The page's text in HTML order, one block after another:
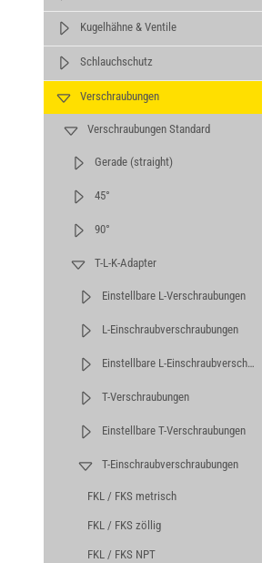
Kugelhähne & Ventile
Schlauchschutz
Verschraubungen
Verschraubungen Standard
Gerade (straight)
45°
90°
T-L-K-Adapter
Einstellbare L-Verschraubungen
L-Einschraubverschraubungen
Einstellbare L-Einschraubverschraubungen
T-Verschraubungen
Einstellbare T-Verschraubungen
T-Einschraubverschraubungen
FKL / FKS metrisch
FKL / FKS zöllig
FKL / FKS NPT